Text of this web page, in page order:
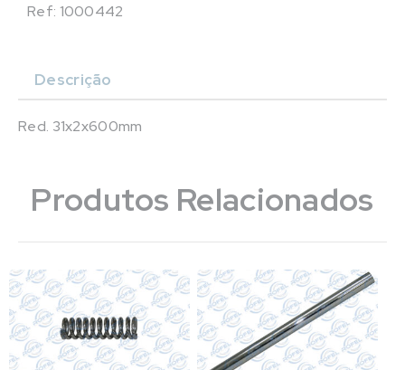
Ref: 1000442
Descrição
Red. 31x2x600mm
Produtos Relacionados